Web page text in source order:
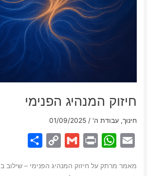
חיזוק המנהיג הפנימי
חינוך,עבודת ה' /
01/09/2025
a
W
a
i
G
a
p
a
מאמר מרתק על חיזוק המנהיג הפנימי – שילוב